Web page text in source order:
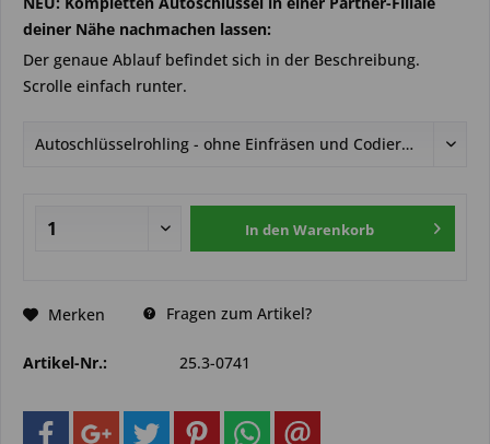
deiner Nähe nachmachen lassen:
Der genaue Ablauf befindet sich in der Beschreibung.
Scrolle einfach runter.
In den Warenkorb
Merken Fragen zum Artikel?
Artikel-Nr.: 25.3-0741